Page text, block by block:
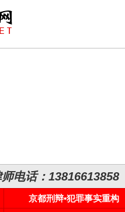
电话：13816613858
京都刑辩•犯罪事实重构